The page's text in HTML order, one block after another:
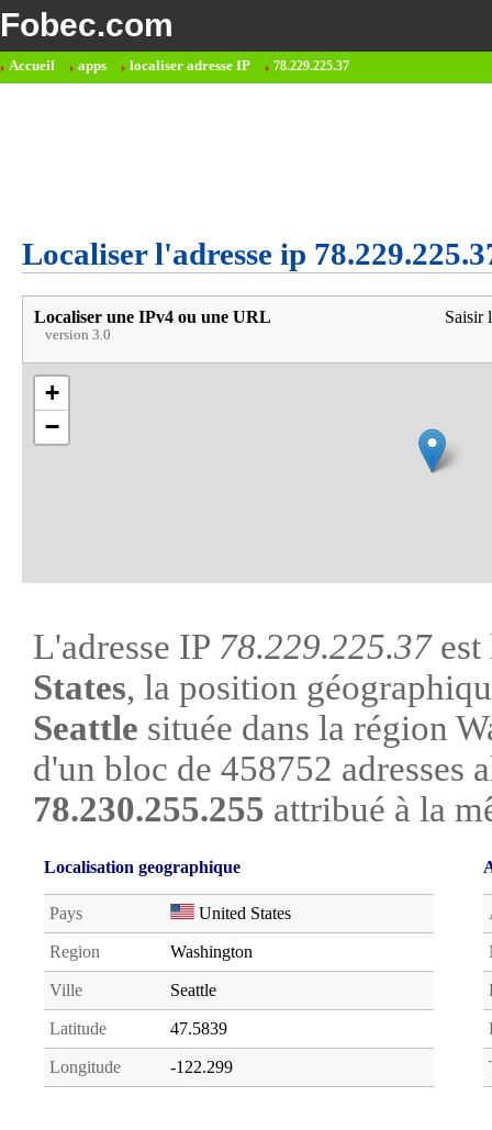
Fobec.com
Accueil apps localiser adresse IP 78.229.225.37
Localiser l'adresse ip
Localiser une IPv4 ou une URL
version 3.0
Saisir
+
−
L'adresse IP 78.229.225.37est
States, la position
Seattle située dans la région
d'un bloc de 458752 adresses
78.230.255.255 attribué à la
Localisation geographique
Pays United States
Region Washington
Ville Seattle
Latitude 47.5839
Longitude -122.299